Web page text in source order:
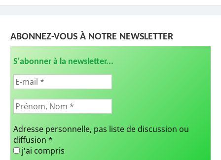
ABONNEZ-VOUS À NOTRE NEWSLETTER
S'abonner à la newsletter...
Adresse personnelle, pas liste de discussion ou
diffusion *
j'ai compris